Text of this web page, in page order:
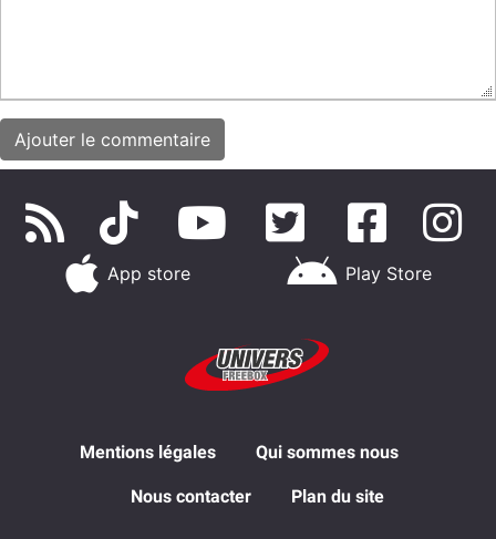
App store Play Store
Mentions légales Qui sommes nous
Nous contacter Plan du site